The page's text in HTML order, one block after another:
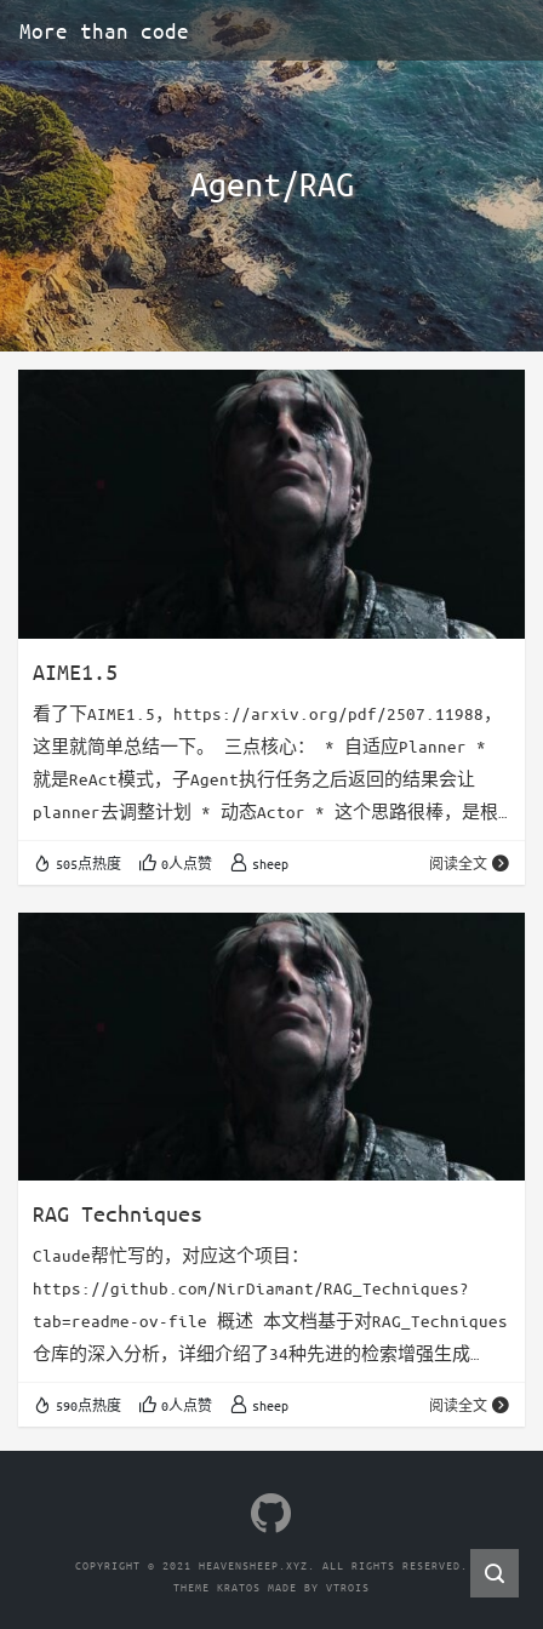
More than code
Agent/RAG
AIME1.5
看了下AIME1.5，https://arxiv.org/pdf/2507.11988，
这里就简单总结一下。 三点核心： * 自适应Planner *
就是ReAct模式，子Agent执行任务之后返回的结果会让
planner去调整计划 * 动态Actor * 这个思路很棒，是根
固有的agent。 * 这个动态的Actor在prompt，使用的工
具，使用的知识都是动态组装的。 * 应该是根据子Agent的
任务，先写一个子agent的prompt出来，比如你是…
505点热度 0人点赞 sheep 阅读全文
RAG Techniques
Claude帮忙写的，对应这个项目：
https://github.com/NirDiamant/RAG_Techniques?
tab=readme-ov-file 概述 本文档基于对RAG_Techniques
仓库的深入分析，详细介绍了34种先进的检索增强生成
技术涵盖了从基础实现到高级架构的全方位解决方案，旨在
提升RAG系统的准确性、效率和上下文丰富度。 技术分类
590点热度 0人点赞 sheep 阅读全文
COPYRIGHT © 2021 HEAVENSHEEP.XYZ. ALL RIGHTS RESERVED.
THEME KRATOS MADE BY VTROIS